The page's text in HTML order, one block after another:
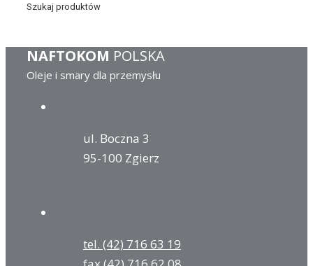
Szukaj produktów
NAFTOKOM POLSKA
Oleje i smary dla przemysłu
ul. Boczna 3
95-100 Zgierz
tel. (42) 716 63 19